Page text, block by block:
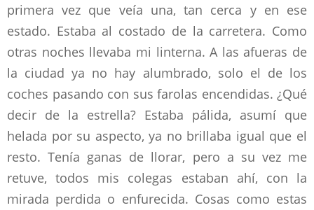
primera vez que veía una, tan cerca y en ese
estado. Estaba al costado de la carretera. Como
otras noches llevaba mi linterna. A las afueras de
la ciudad ya no hay alumbrado, solo el de los
coches pasando con sus farolas encendidas. ¿Qué
decir de la estrella? Estaba pálida, asumí que
helada por su aspecto, ya no brillaba igual que el
resto. Tenía ganas de llorar, pero a su vez me
retuve, todos mis colegas estaban ahí, con la
mirada perdida o enfurecida. Cosas como estas